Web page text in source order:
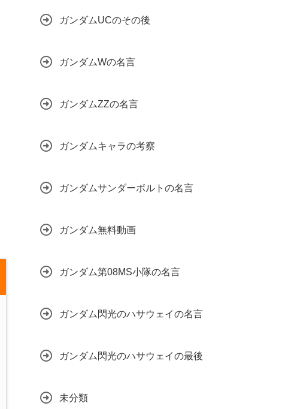
ガンダムUCのその後
ガンダムWの名言
ガンダムZZの名言
ガンダムキャラの考察
ガンダムサンダーボルトの名言
ガンダム無料動画
ガンダム第08MS小隊の名言
ガンダム閃光のハサウェイの名言
ガンダム閃光のハサウェイの最後
未分類